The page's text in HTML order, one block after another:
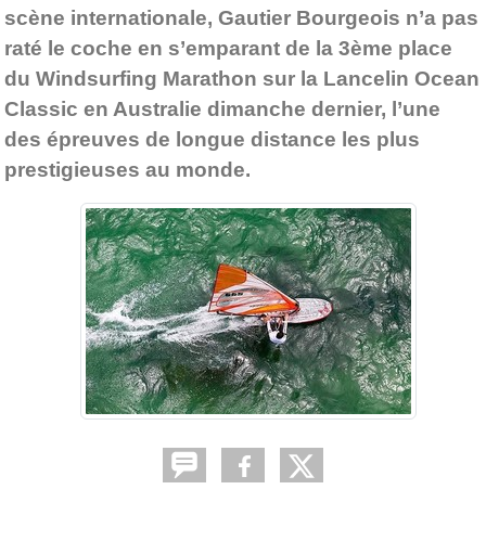
scène internationale, Gautier Bourgeois n’a pas
raté le coche en s’emparant de la 3ème place
du Windsurfing Marathon sur la Lancelin Ocean
Classic en Australie dimanche dernier, l’une
des épreuves de longue distance les plus
prestigieuses au monde.